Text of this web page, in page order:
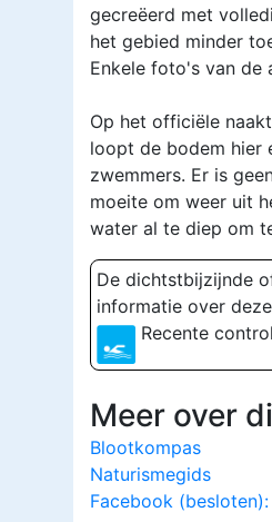
gecreëerd met
het gebied minder
Enkele foto's van de
Op het officiële
loopt de bodem hier
zwemmers. Er is
moeite om weer uit
water al te diep om
De dichtstbijzijnde
informatie over
Recente
Meer over
Blootkompas
Naturismegids
Facebook